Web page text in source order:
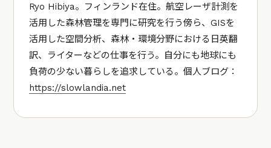
Ryo Hibiya。フィンランド在住。航空レーザ計測を
活用した森林管理を専門に研究を行う傍ら、GISを
活用した空間分析、森林・環境分野における日英翻
訳、ライターなどの仕事を行う。自分にも地球にも
負荷の少ない暮らしを追求している。個人ブログ：
https://slowlandia.net